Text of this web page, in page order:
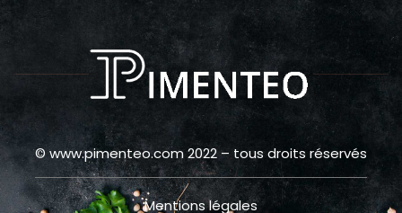
© www.pimenteo.com 2022 – tous droits réservés
Mentions légales